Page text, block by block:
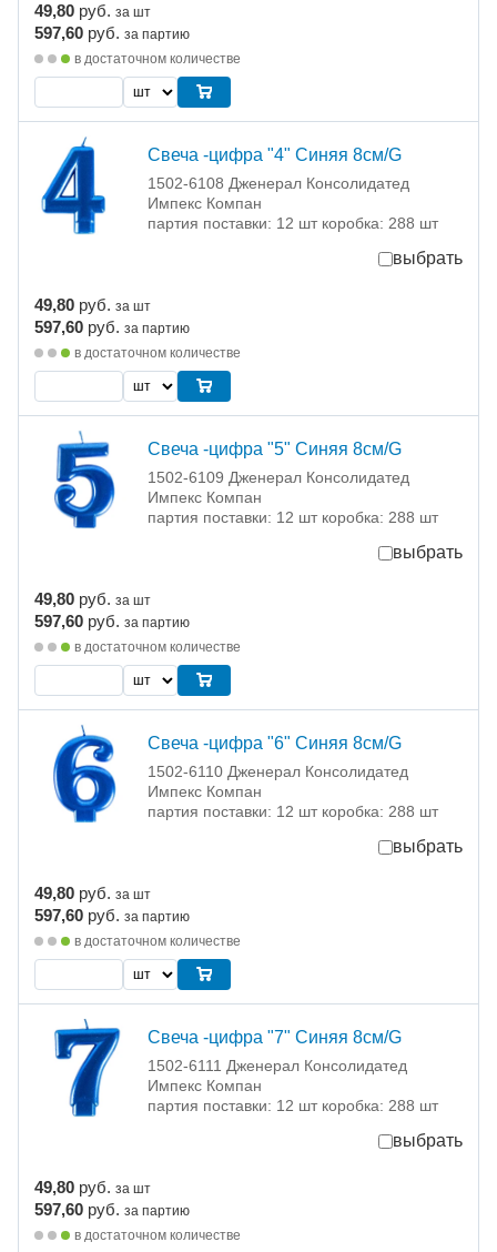
49,80 руб. за шт
597,60 руб. за партию
в достаточном количестве
Свеча -цифра "4" Синяя 8см/G
1502-6108 Дженерал Консолидатед
Импекс Компан
партия поставки: 12 шт коробка: 288 шт
выбрать
49,80 руб. за шт
597,60 руб. за партию
в достаточном количестве
Свеча -цифра "5" Синяя 8см/G
1502-6109 Дженерал Консолидатед
Импекс Компан
партия поставки: 12 шт коробка: 288 шт
выбрать
49,80 руб. за шт
597,60 руб. за партию
в достаточном количестве
Свеча -цифра "6" Синяя 8см/G
1502-6110 Дженерал Консолидатед
Импекс Компан
партия поставки: 12 шт коробка: 288 шт
выбрать
49,80 руб. за шт
597,60 руб. за партию
в достаточном количестве
Свеча -цифра "7" Синяя 8см/G
1502-6111 Дженерал Консолидатед
Импекс Компан
партия поставки: 12 шт коробка: 288 шт
выбрать
49,80 руб. за шт
597,60 руб. за партию
в достаточном количестве